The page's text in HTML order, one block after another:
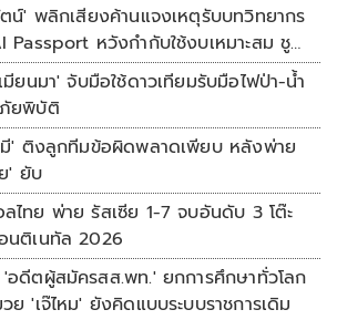
งคู่รับชมได้ทาง ช่อง MONO29
น์' พลิกเสียงค้านแจงเหตุรับบทวิทยากร
Passport หวังกำกับใช้งบเหมาะสม ชู
คนไทยได้ใช้ AI ระดับโปร ลดเหลื่อมล้ำ
คโนโลยี เซฟงบไปกว่า900ล้าน เชื่อหาก
ที่เอกชนขาดทุนย่อยยับ
มียนมา' จับมือใช้ดาวเทียมรับมือไฟป่า-น้ำ
ยพิบัติ
มี' ติงลูกทีมข้อผิดพลาดเพียบ หลังพ่าย
' ยับ
ไทย พ่าย รัสเซีย 1-7 จบอันดับ 3 โต๊ะ
นติเนทัล 2026
'อดีตผู้สมัครสส.พท.' ยกการศึกษาทั่วโลก
ย 'เจ๊ไหม' ยังคิดแบบระบบราชการเดิม